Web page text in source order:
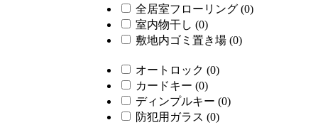
全居室フローリング (0)
室内物干し (0)
敷地内ゴミ置き場 (0)
オートロック (0)
カードキー (0)
ディンプルキー (0)
防犯用ガラス (0)